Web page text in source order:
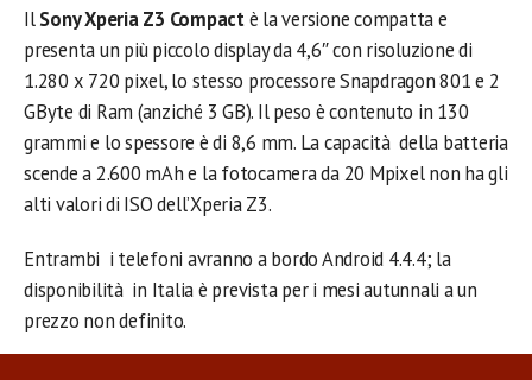
IlSony Xperia Z3 Compactè la versione compatta e
presenta un più piccolo display da 4,6″ con risoluzione di
1.280 x 720 pixel, lo stesso processore Snapdragon 801 e 2
GByte di Ram (anziché 3 GB). Il peso è contenuto in 130
grammi e lo spessore è di 8,6 mm. La capacità della batteria
scende a 2.600 mAh e la fotocamera da 20 Mpixel non ha gli
alti valori di ISO dell’Xperia Z3.
Entrambi i telefoni avranno a bordo Android 4.4.4; la
disponibilità in Italia è prevista per i mesi autunnali a un
prezzo non definito.